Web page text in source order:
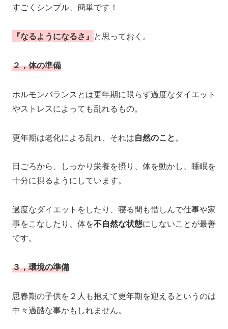
すごくシンプル、簡単です！
『なるようになるさ』 と思っておく。
２，体の準備
ホルモンバランスとは更年期に限らず過度なダイエット
やストレスによっても乱れるもの。
更年期は老化による乱れ、それは自然のこと。
日ごろから、しっかり栄養を摂り、体を動かし、睡眠を
十分に摂るようにしています。
過度なダイエットをしたり、寝る間も惜しんで仕事や家
事をこなしたり、体を不自然な状態にしないことが最善
です。
３，環境の準備
思春期の子供を２人も抱えて更年期を迎えるというのは
中々過酷な事かもしれません。